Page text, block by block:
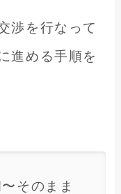
渉を行なって
進める手順を
そのまま